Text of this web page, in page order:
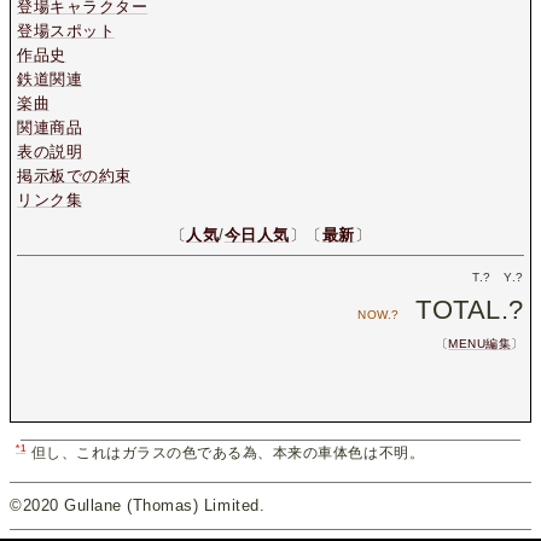
登場キャラクター
登場スポット
作品史
鉄道関連
楽曲
関連商品
表の説明
掲示板での約束
リンク集
〔 人気/今日人気〕〔最新〕
T.? Y.?
NOW.? TOTAL.?
〔MENU編集〕
*1 但し、これはガラスの色である為、本来の車体色は不明。
©2020 Gullane (Thomas) Limited.